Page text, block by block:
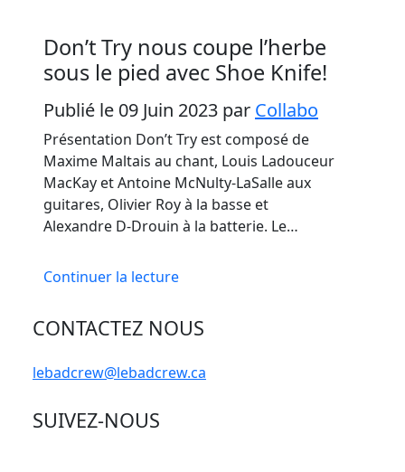
Don’t Try nous coupe l’herbe
sous le pied avec Shoe Knife!
Publié le 09 Juin 2023 par Collabo
Présentation Don’t Try est composé de
Maxime Maltais au chant, Louis Ladouceur
MacKay et Antoine McNulty-LaSalle aux
guitares, Olivier Roy à la basse et
Alexandre D-Drouin à la batterie. Le…
Continuer la lecture
CONTACTEZ NOUS
lebadcrew@lebadcrew.ca
SUIVEZ-NOUS